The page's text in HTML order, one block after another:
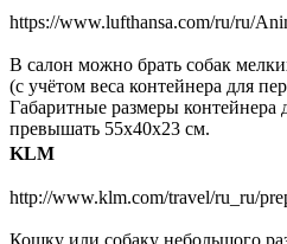
https://www.lufthansa.com/ru/ru/
В салон можно брать собак
(с учётом веса контейнера для
Габаритные размеры контейнера
превышать 55x40x23 см.
KLM
http://www.klm.com/travel/ru_ru/
Кошку или собаку небольшого